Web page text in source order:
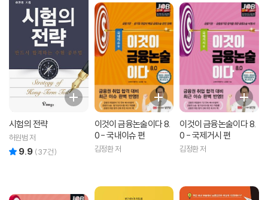
시험의 전략
허원범 저
9.9 (37건)
이것이 금융논술이다 8.
0 - 국내이슈 편
김정환 저
이것이 금융논술이다 8.
0 - 국제거시 편
김정환 저